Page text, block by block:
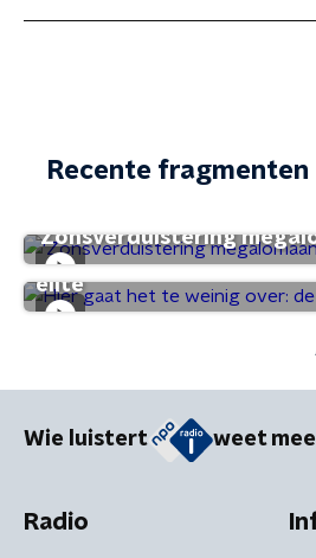
Recente fragmenten
'Zonsverduistering
Hier gaat het te weinig
elite
Wie luistert weet
Radio